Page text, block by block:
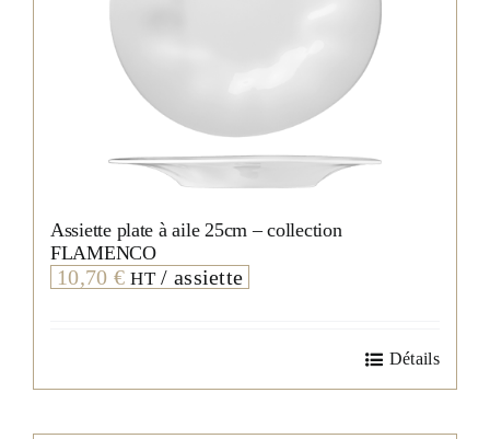
Assiette plate à aile 25cm – collection
FLAMENCO
10,70 € HT/ assiette
Détails